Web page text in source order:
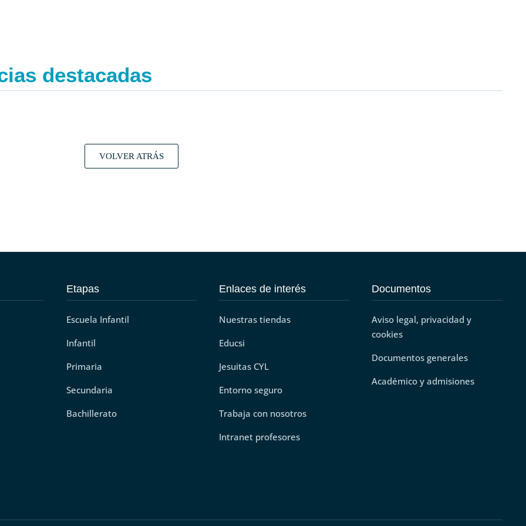
destacadas
VOLVER ATRÁS
Etapas
Escuela Infantil
Infantil
Primaria
Secundaria
Bachillerato
Enlaces de interés
Nuestras tiendas
Educsi
Jesuitas CYL
Entorno seguro
Trabaja con nosotros
Intranet profesores
Documentos
Aviso legal, privacidad y
cookies
Documentos generales
Académico y admisiones